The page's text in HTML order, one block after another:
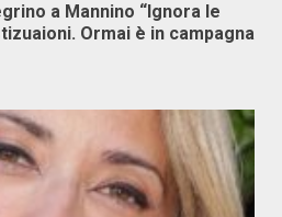
a Mannino “Ignora le
Ormai è in campagna